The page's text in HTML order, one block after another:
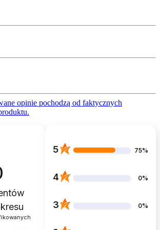
opinie pochodzą od faktycznych
5 75%
4 0%
3 0%